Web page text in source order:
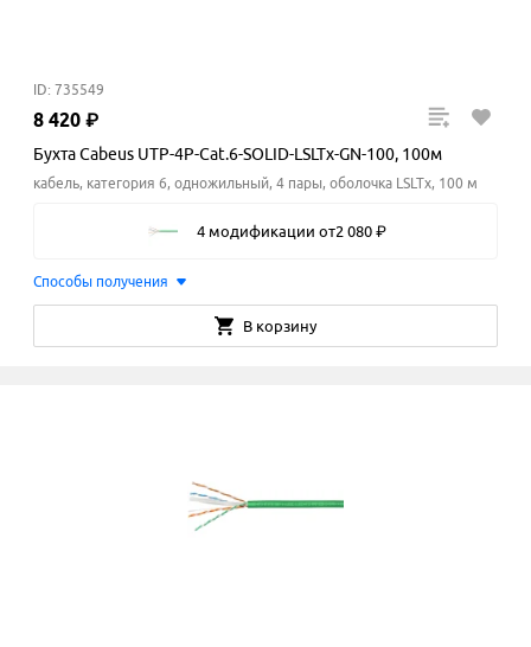
ID: 735549
8 420 ₽
Бухта Cabeus UTP-4P-Cat.6-SOLID-LSLTx-GN-100, 100м
кабель, категория 6, одножильный, 4 пары, оболочка LSLTx, 100 м
4 модификации от2 080 ₽
Способы получения
В корзину